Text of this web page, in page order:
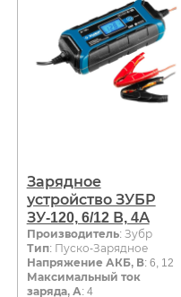
Зарядное
устройство ЗУБР
ЗУ-120, 6/12 В, 4А
Производитель: Зубр
Тип: Пуско-Зарядное
Напряжение АКБ, В: 6, 12
Максимальный ток
заряда, А: 4